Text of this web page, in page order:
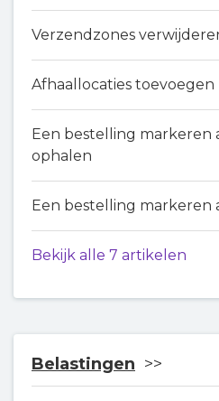
Verzendzones
Afhaallocaties toevoegen
Een bestelling markeren
ophalen
Een bestelling markeren
Bekijk alle 7 artikelen
Belastingen